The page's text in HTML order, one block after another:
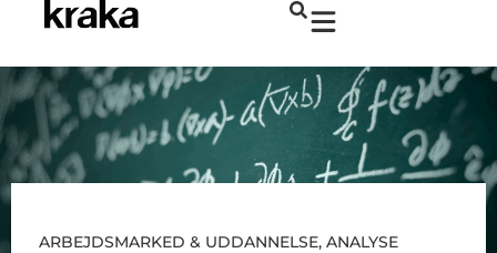
ARBEJDSMARKED & UDDANNELSE, ANALYSE